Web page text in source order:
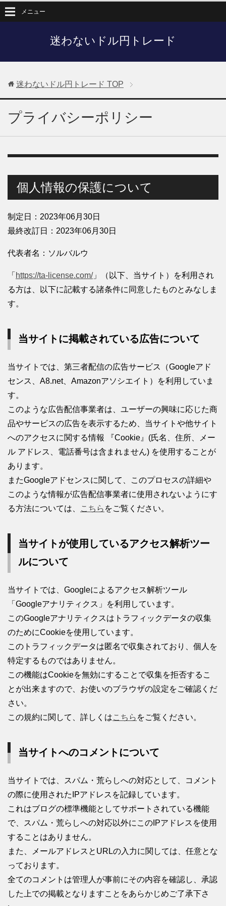
迷わないドル円トレード
メニュー
迷わないドル円トレード TOP
プライバシーポリシー
個人情報の保護について
制定日：2023年06月30日
最終改訂日：2023年06月30日
代表者名：ソルバルウ
「 https://ta-license.com/」（以下、当サイト）を利用され
る方は、以下に記載する諸条件に同意したものとみなしま
す。
当サイトに掲載されている広告について
当サイトでは、第三者配信の広告サービス（Googleアド
センス、A8.net、Amazonアソシエイト）を利用していま
す。
このような広告配信事業者は、ユーザーの興味に応じた商
品やサービスの広告を表示するため、当サイトや他サイト
へのアクセスに関する情報 『Cookie』(氏名、住所、メー
ル アドレス、電話番号は含まれません) を使用することが
あります。
またGoogleアドセンスに関して、このプロセスの詳細や
このような情報が広告配信事業者に使用されないようにす
る方法については、
こちら をご覧ください。
当サイトが使用しているアクセス解析ツー
ルについて
当サイトでは、Googleによるアクセス解析ツール
「Googleアナリティクス」を利用しています。
このGoogleアナリティクスはトラフィックデータの収集
のためにCookieを使用しています。
このトラフィックデータは匿名で収集されており、個人を
特定するものではありません。
この機能はCookieを無効にすることで収集を拒否するこ
とが出来ますので、お使いのブラウザの設定をご確認くだ
さい。
この規約に関して、詳しくはこちら をご覧ください。
当サイトへのコメントについて
当サイトでは、スパム・荒らしへの対応として、コメント
の際に使用されたIPアドレスを記録しています。
これはブログの標準機能としてサポートされている機能
で、スパム・荒らしへの対応以外にこのIPアドレスを使用
することはありません。
また、メールアドレスとURLの入力に関しては、任意とな
っております。
全てのコメントは管理人が事前にその内容を確認し、承認
した上での掲載となりますことをあらかじめご了承下さ